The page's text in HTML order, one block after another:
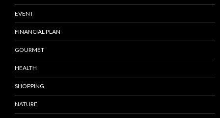
EVENT
FINANCIAL PLAN
GOURMET
HEALTH
SHOPPING
NATURE